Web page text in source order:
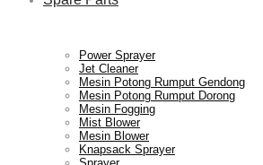
Power Sprayer
Jet Cleaner
Mesin Potong Rumput Gendong
Mesin Potong Rumput Dorong
Mesin Fogging
Mist Blower
Mesin Blower
Knapsack Sprayer